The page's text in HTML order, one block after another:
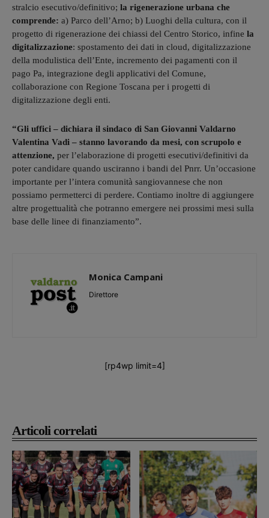
Articoli correlati
stralcio esecutivo/definitivo; la rigenerazione urbana che
comprende: a) Parco dell’Arno; b) Luoghi della cultura, con il
progetto di rigenerazione dei chiassi del Centro Storico, infine la
digitalizzazione: spostamento dei dati in cloud, digitalizzazione
della modulistica dell’Ente, incremento dei pagamenti con il
pago Pa, integrazione degli applicativi del Comune,
collaborazione con Regione Toscana per i progetti di
digitalizzazione degli enti.
“Gli uffici – dichiara il sindaco di San Giovanni Valdarno
Valentina Vadi – stanno lavorando da mesi, con scrupolo e
attenzione, per l’elaborazione di progetti esecutivi/definitivi da
poter candidare quando usciranno i bandi del Pnrr. Un’occasione
importante per l’intera comunità sangiovannese che non
possiamo permetterci di perdere. Contiamo inoltre di aggiungere
altre progettualità che potranno emergere nei prossimi mesi sulla
base delle linee di finanziamento”.
Monica Campani
Direttore
[rp4wp limit=4]